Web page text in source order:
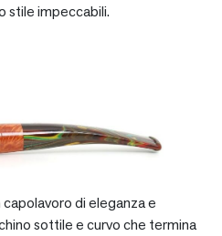
stile impeccabili.
di eleganza e
sottile e curvo che termina